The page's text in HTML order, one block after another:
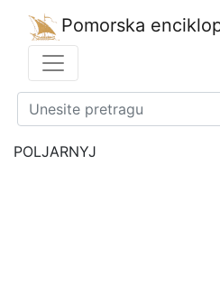
Pomorska
POLJARNYJ